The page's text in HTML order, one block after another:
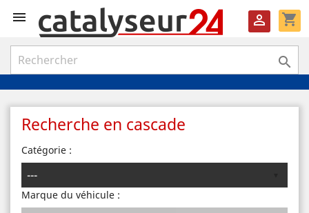
 shopping_cart


Recherche en cascade
Catégorie :
Marque du véhicule :